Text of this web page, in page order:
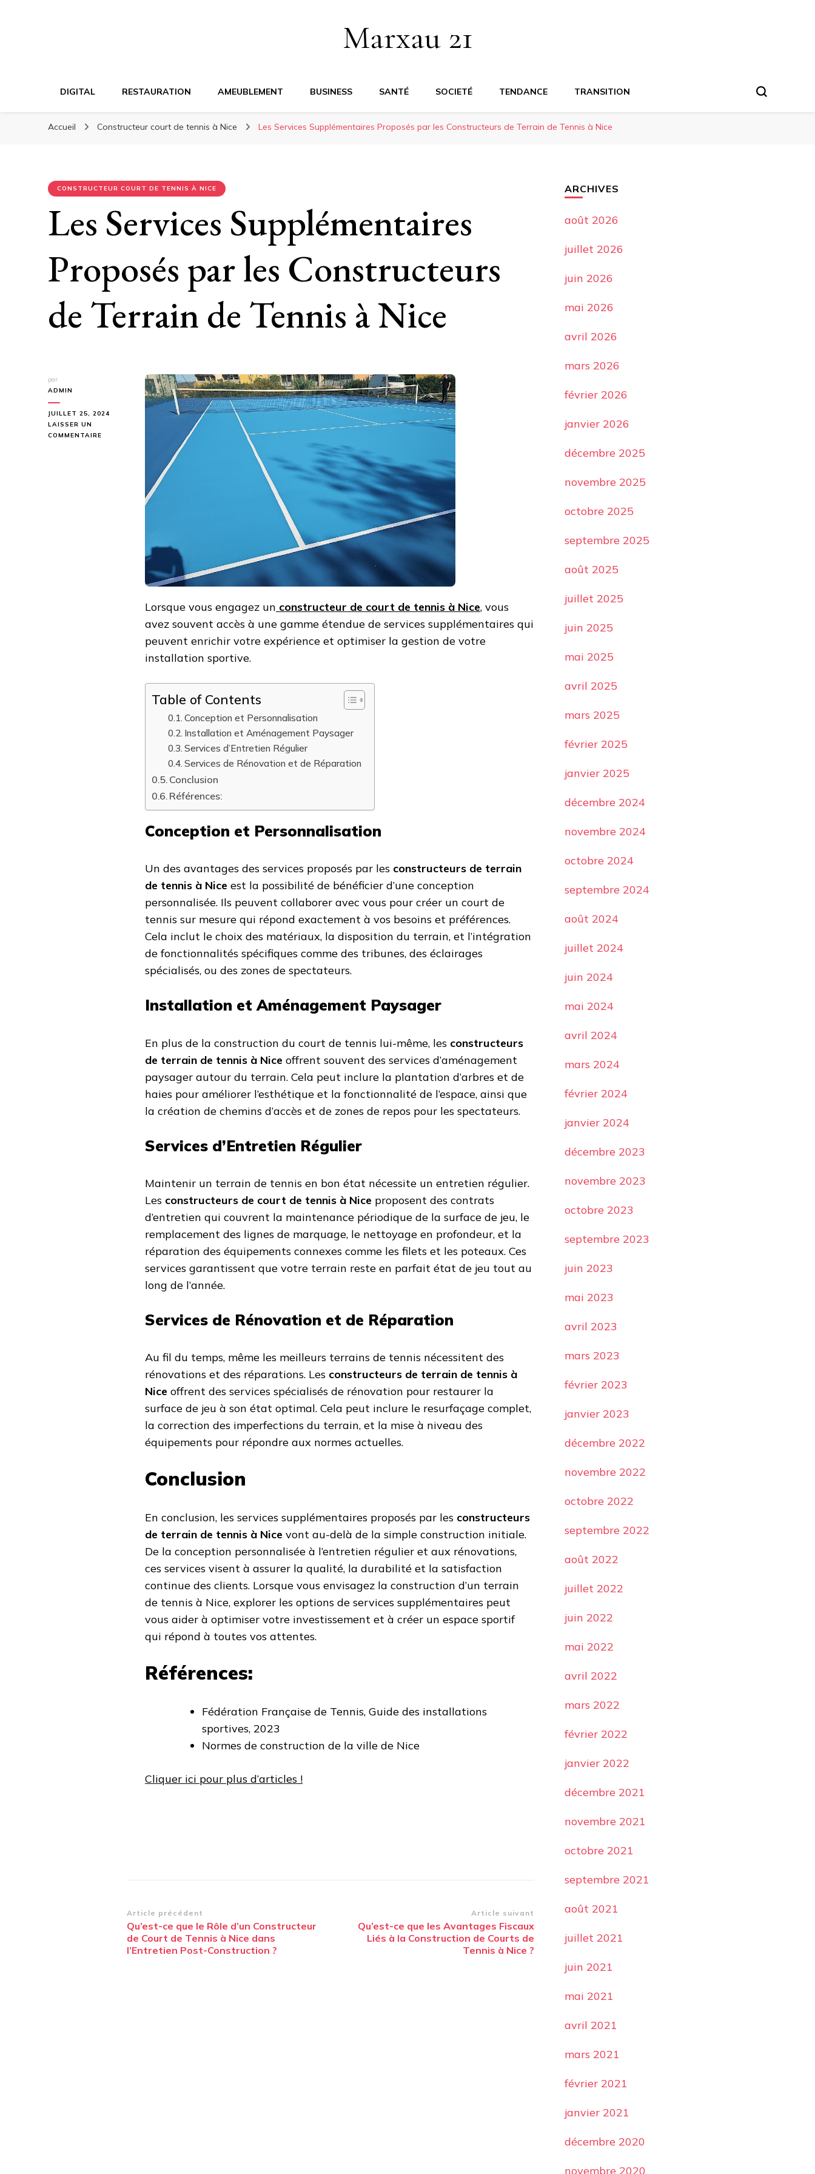
Marxau 21
DIGITAL RESTAURATION AMEUBLEMENT BUSINESS SANTÉ SOCIETÉ TENDANCE TRANSITION
Accueil Constructeur court de tennis à Nice Les Services Supplémentaires Proposés par les Constructeurs de Terrain de Tennis à Nice
CONSTRUCTEUR COURT DE TENNIS À NICE
Les Services Supplémentaires
Proposés par les Constructeurs
de Terrain de Tennis à Nice
par
ADMIN
JUILLET 25, 2024
LAISSER UN
COMMENTAIRE
SUPPLÉMENTAIRES
Lorsque vous engagez un constructeur de court de tennis à Nice, vous
avez souvent accès à une gamme étendue de services supplémentaires qui
peuvent enrichir votre expérience et optimiser la gestion de votre
installation sportive.
Table of Contents
Conception et Personnalisation
Installation et Aménagement Paysager
Services d’Entretien Régulier
Services de Rénovation et de Réparation
Conclusion
Références:
Conception et Personnalisation
Un des avantages des services proposés par les constructeurs de terrain
de tennis à Nice est la possibilité de bénéficier d’une conception
personnalisée. Ils peuvent collaborer avec vous pour créer un court de
tennis sur mesure qui répond exactement à vos besoins et préférences.
Cela inclut le choix des matériaux, la disposition du terrain, et l’intégration
de fonctionnalités spécifiques comme des tribunes, des éclairages
spécialisés, ou des zones de spectateurs.
Installation et Aménagement Paysager
En plus de la construction du court de tennis lui-même, les constructeurs
de terrain de tennis à Nice offrent souvent des services d’aménagement
paysager autour du terrain. Cela peut inclure la plantation d’arbres et de
haies pour améliorer l’esthétique et la fonctionnalité de l’espace, ainsi que
la création de chemins d’accès et de zones de repos pour les spectateurs.
Services d’Entretien Régulier
Maintenir un terrain de tennis en bon état nécessite un entretien régulier.
Les constructeurs de court de tennis à Nice proposent des contrats
d’entretien qui couvrent la maintenance périodique de la surface de jeu, le
remplacement des lignes de marquage, le nettoyage en profondeur, et la
réparation des équipements connexes comme les filets et les poteaux. Ces
services garantissent que votre terrain reste en parfait état de jeu tout au
long de l’année.
Services de Rénovation et de Réparation
Au fil du temps, même les meilleurs terrains de tennis nécessitent des
rénovations et des réparations. Les constructeurs de terrain de tennis à
Nice offrent des services spécialisés de rénovation pour restaurer la
surface de jeu à son état optimal. Cela peut inclure le resurfaçage complet,
la correction des imperfections du terrain, et la mise à niveau des
équipements pour répondre aux normes actuelles.
Conclusion
En conclusion, les services supplémentaires proposés par les constructeurs
de terrain de tennis à Nice vont au-delà de la simple construction initiale.
De la conception personnalisée à l’entretien régulier et aux rénovations,
ces services visent à assurer la qualité, la durabilité et la satisfaction
continue des clients. Lorsque vous envisagez la construction d’un terrain
de tennis à Nice, explorer les options de services supplémentaires peut
vous aider à optimiser votre investissement et à créer un espace sportif
qui répond à toutes vos attentes.
Références:
Fédération Française de Tennis, Guide des installations
sportives, 2023
Normes de construction de la ville de Nice
Cliquer ici pour plus d’articles !
Navigation
d’article
Article précédent
Qu’est-ce que le Rôle d’un Constructeur
de Court de Tennis à Nice dans
l’Entretien Post-Construction ?
Article suivant
Qu’est-ce que les Avantages Fiscaux
Liés à la Construction de Courts de
Tennis à Nice ?
ARCHIVES
août 2026
juillet 2026
juin 2026
mai 2026
avril 2026
mars 2026
février 2026
janvier 2026
décembre 2025
novembre 2025
octobre 2025
septembre 2025
août 2025
juillet 2025
juin 2025
mai 2025
avril 2025
mars 2025
février 2025
janvier 2025
décembre 2024
novembre 2024
octobre 2024
septembre 2024
août 2024
juillet 2024
juin 2024
mai 2024
avril 2024
mars 2024
février 2024
janvier 2024
décembre 2023
novembre 2023
octobre 2023
septembre 2023
juin 2023
mai 2023
avril 2023
mars 2023
février 2023
janvier 2023
décembre 2022
novembre 2022
octobre 2022
septembre 2022
août 2022
juillet 2022
juin 2022
mai 2022
avril 2022
mars 2022
février 2022
janvier 2022
décembre 2021
novembre 2021
octobre 2021
septembre 2021
août 2021
juillet 2021
juin 2021
mai 2021
avril 2021
mars 2021
février 2021
janvier 2021
décembre 2020
novembre 2020